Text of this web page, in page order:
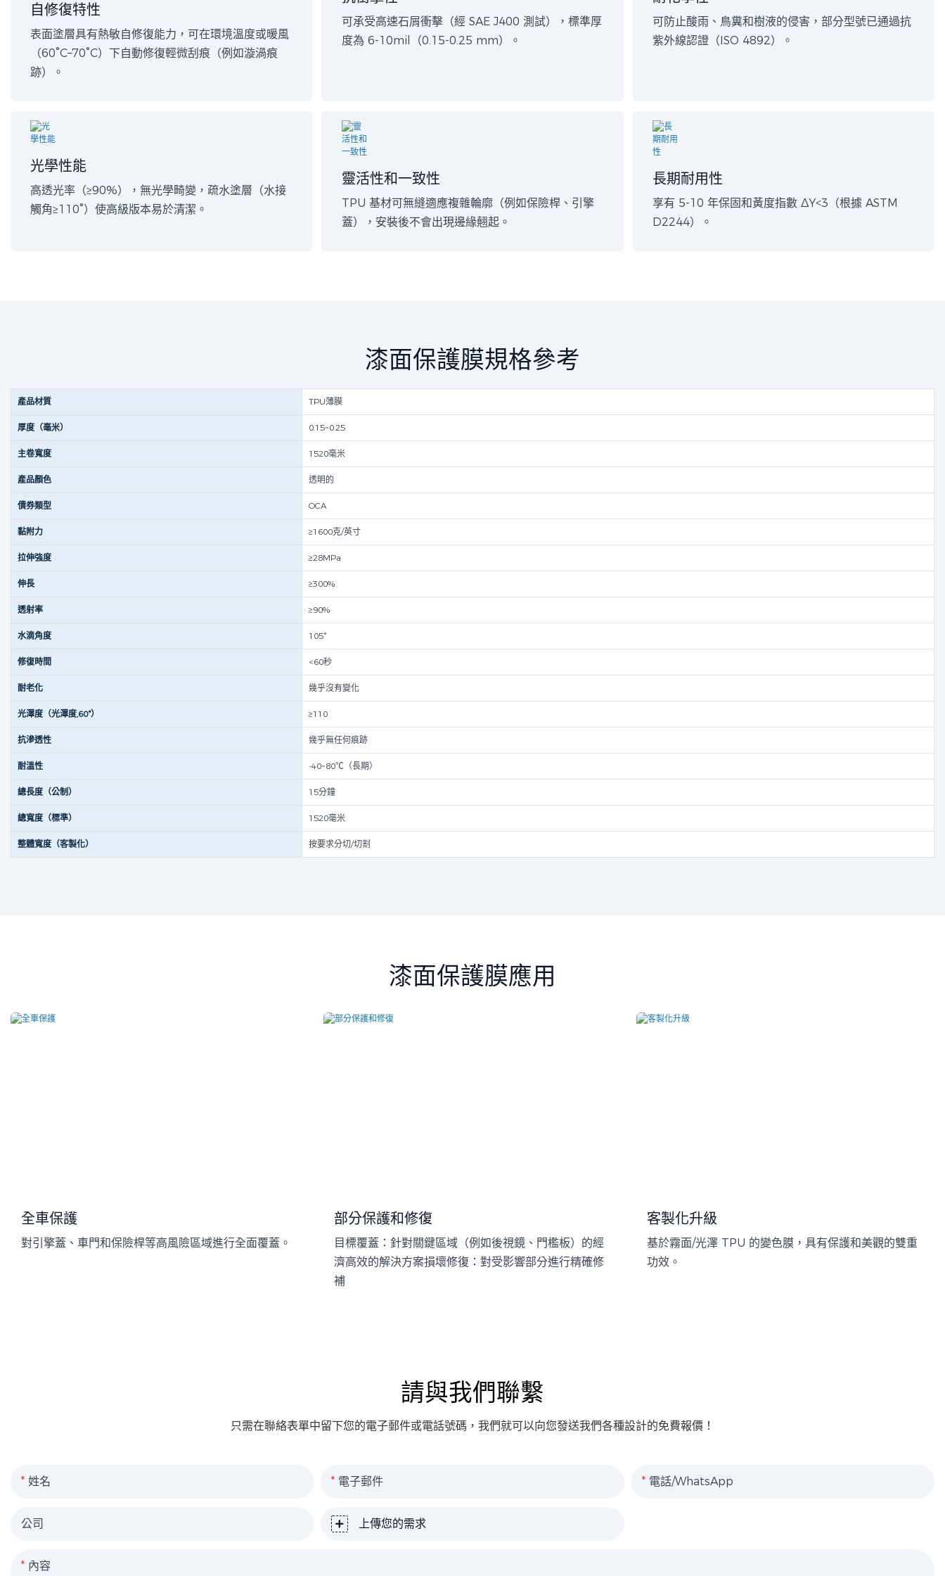
自修復特性
表面塗層具有熱敏自修復能力，可在環境溫度或暖風
（60°C–70°C）下自動修復輕微刮痕（例如漩渦痕
跡）。
可承受高速石屑衝擊（經 SAE J400 測試），標準厚
度為 6-10mil（0.15-0.25 mm）。
可防止酸雨、鳥糞和樹液的侵害，部分型號已通過抗
紫外線認證（ISO 4892）。
光學性能
高透光率（≥90%），無光學畸變，疏水塗層（水接
觸角≥110°）使高級版本易於清潔。
靈活性和一致性
TPU 基材可無縫適應複雜輪廓（例如保險桿、引擎
蓋），安裝後不會出現邊緣翹起。
長期耐用性
享有 5-10 年保固和黃度指數 ΔY<3（根據 ASTM
D2244）。
漆面保護膜規格參考
產品材質 TPU薄膜
厚度（毫米） 0.15~0.25
主卷寬度 1520毫米
產品顏色 透明的
債券類型 OCA
黏附力 ≥1600克/英寸
拉伸強度 ≥28MPa
伸長 ≥300%
透射率 ≥90%
水滴角度 105°
修復時間 <60秒
耐老化 幾乎沒有變化
光澤度（光澤度,60°） ≥110
抗滲透性 幾乎無任何痕跡
耐溫性 -40~80℃（長期）
總長度（公制） 15分鐘
總寬度（標準） 1520毫米
整體寬度（客製化） 按要求分切/切割
漆面保護膜應用
全車保護
對引擎蓋、車門和保險桿等高風險區域進行全面覆蓋。
部分保護和修復
目標覆蓋：針對關鍵區域（例如後視鏡、門檻板）的經
濟高效的解決方案損壞修復：對受影響部分進行精確修
補
客製化升級
基於霧面/光澤 TPU 的變色膜，具有保護和美觀的雙重
功效。
請與我們聯繫
只需在聯絡表單中留下您的電子郵件或電話號碼，我們就可以向您發送我們各種設計的免費報價！
姓名 電子郵件 電話/WhatsApp
公司 上傳您的需求
內容